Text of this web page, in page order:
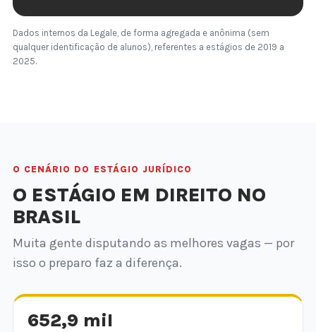
Dados internos da Legale, de forma agregada e anônima (sem
qualquer identificação de alunos), referentes a estágios de 2019 a
2025.
O CENÁRIO DO ESTÁGIO JURÍDICO
O ESTÁGIO EM DIREITO NO
BRASIL
Muita gente disputando as melhores vagas — por
isso o preparo faz a diferença.
652,9 mil